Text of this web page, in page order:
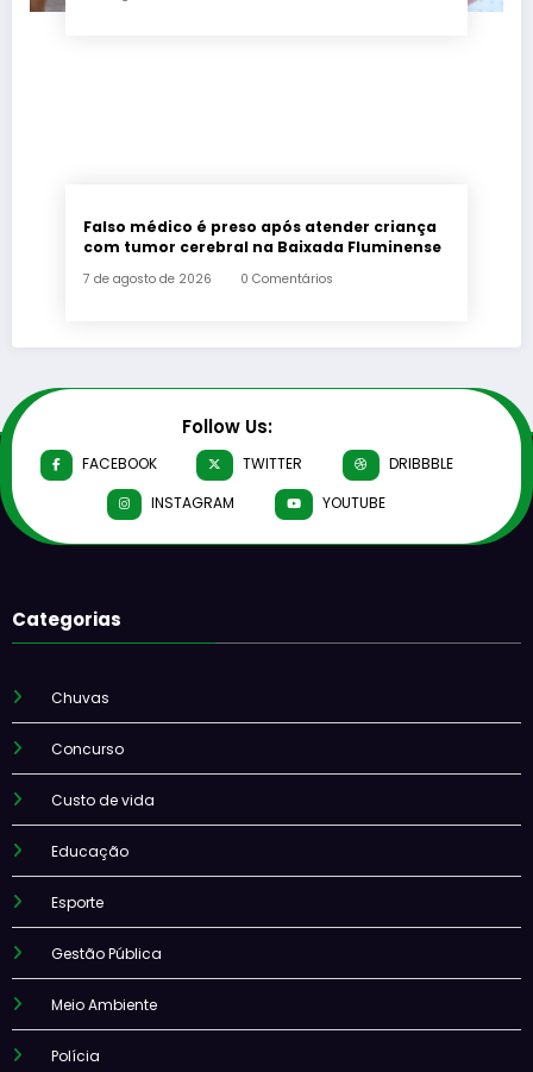
Falso médico é preso após atender criança
com tumor cerebral na Baixada Fluminense
7 de agosto de 2026 0 Comentários
Follow Us:
FACEBOOK TWITTER
DRIBBBLE
INSTAGRAM
YOUTUBE
Categorias
Chuvas
Concurso
Custo de vida
Educação
Esporte
Gestão Pública
Meio Ambiente
Polícia